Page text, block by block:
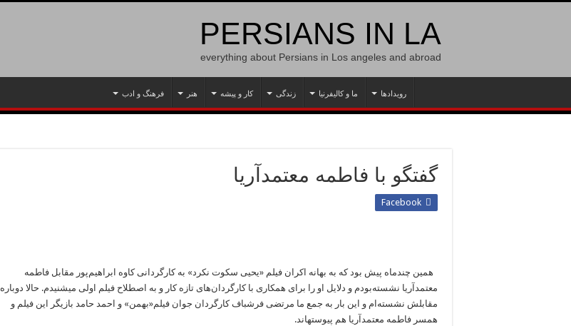
PERSIANS IN LA
everything about Persians in Los angeles and abroad
رویدادها ما و کالیفرنیا زندگی کار و پیشه هنر فرهنگ و ادب
گفتگو با فاطمه معتمدآریا
Facebook
همین چندماه پیش بود که به بهانه اکران فیلم «یحیی سکوت نکرد» به کارگردانی کاوه ابراهیم‌پور مقابل فاطمه
معتمدآریا نشسته‌بودم و دلایل او را برای همکاری با کارگردان‌های تازه کار و به اصطلاح فیلم اولی می‎شنیدم. حالا دوباره
مقابلش نشسته‌ام و این بار به جمع ما مرتضی فرشباف کارگردان جوان فیلم«بهمن» و احمد حامد بازیگر این فیلم و
همسر فاطمه معتمدآریا هم پیوسته‎اند.